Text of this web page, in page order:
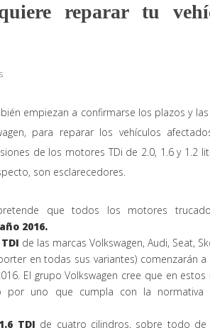
reparar tu
empiezan a confirmarse los plazos y las
para reparar los vehículos
de los motores TDi de 2.0, 1.6 y 1.2
son esclarecedores.
que todos los motores
2016.
de las marcas Volkswagen, Audi, Seat,
en todas sus variantes) comenzarán a
El grupo Volkswagen cree que en
por uno que cumpla con la normativa
1.6 TDI de cuatro cilindros, sobre todo de